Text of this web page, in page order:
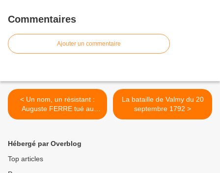
Commentaires
Ajouter un commentaire
< Un nom, un résistant :
Auguste FERRE tué au
maquis slovaque
La bataille de Valmy du 20
septembre 1792 >
Hébergé par Overblog
Top articles